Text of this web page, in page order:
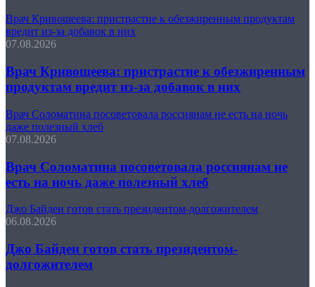
Врач Кривошеева: пристрастие к обезжиренным продуктам
вредит из-за добавок в них
07.08.2026
Врач Кривошеева: пристрастие к обезжиренным
продуктам вредит из-за добавок в них
Врач Соломатина посоветовала россиянам не есть на ночь
даже полезный хлеб
07.08.2026
Врач Соломатина посоветовала россиянам не
есть на ночь даже полезный хлеб
Джо Байден готов стать президентом-долгожителем
06.08.2026
Джо Байден готов стать президентом-
долгожителем